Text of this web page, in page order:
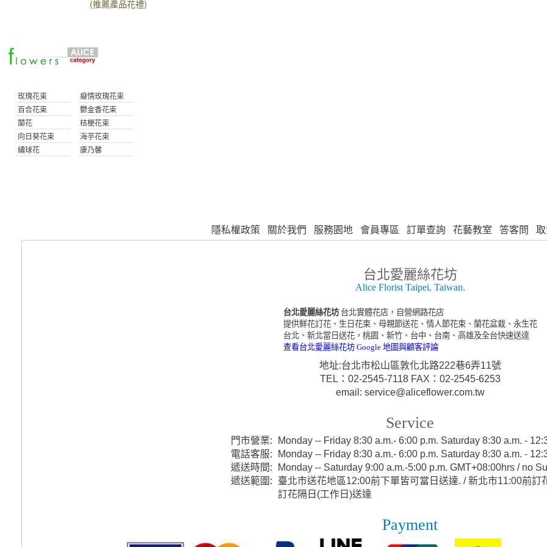
(推薦產品花禮)
玫瑰花束
癡情玫瑰花束
百合花束
鬱金香花束
蘭花
桔梗花束
向日葵花束
海芋花束
繡球花
康乃馨
隱私權政策 關於我們 服務園地 會員專區 訂單查詢 花藝教室 答客問
台北愛麗絲花坊
Alice Florist Taipei, Taiwan.
台北愛麗絲花坊 台北實體花店，自營網路花店
提供鮮花訂花、生日花束、母親節送花、情人節花束、蘭花盆栽、永生花
台北、新北當日送花，桃園、新竹、台中、台南、高雄及全台快速送達
查看台北愛麗絲花坊 Google 地圖與顧客評論
地址:台北市松山區敦化北路222巷6弄11號
TEL：02-2545-7118 FAX：02-2545-6253
email: service@aliceflower.com.tw
Service
門市營業:
Monday -- Friday 8:30 a.m.- 6:00 p.m. Saturday 8:30 a.m. -
電話客服:
Monday -- Friday 8:30 a.m.- 6:00 p.m. Saturday 8:30 a.m. -
遞送時間:
Monday -- Saturday 9:00 a.m.-5:00 p.m. GMT+08:00hrs / no
遞送範圍:
臺北市送花地區12:00前下單皆可當日送達. / 新北市11:00前訂
訂花隔日(工作日)送達
Payment